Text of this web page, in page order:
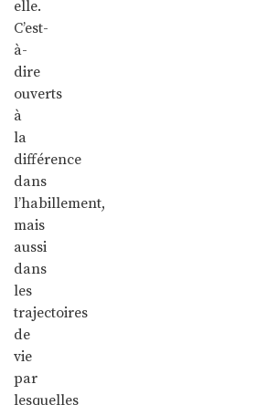
elle.
C’est-
à-
dire
ouverts
à
la
différence
dans
l’habillement,
mais
aussi
dans
les
trajectoires
de
vie
par
lesquelles